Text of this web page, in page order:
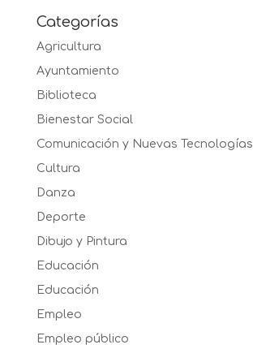
Categorías
Agricultura
Ayuntamiento
Biblioteca
Bienestar Social
Comunicación y Nuevas Tecnologías
Cultura
Danza
Deporte
Dibujo y Pintura
Educación
Educación
Empleo
Empleo público